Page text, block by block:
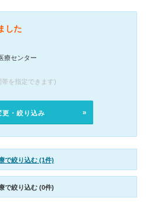
した
療センター
を指定できます)
更・絞り込み
で絞り込む (1件)
で絞り込む (0件)